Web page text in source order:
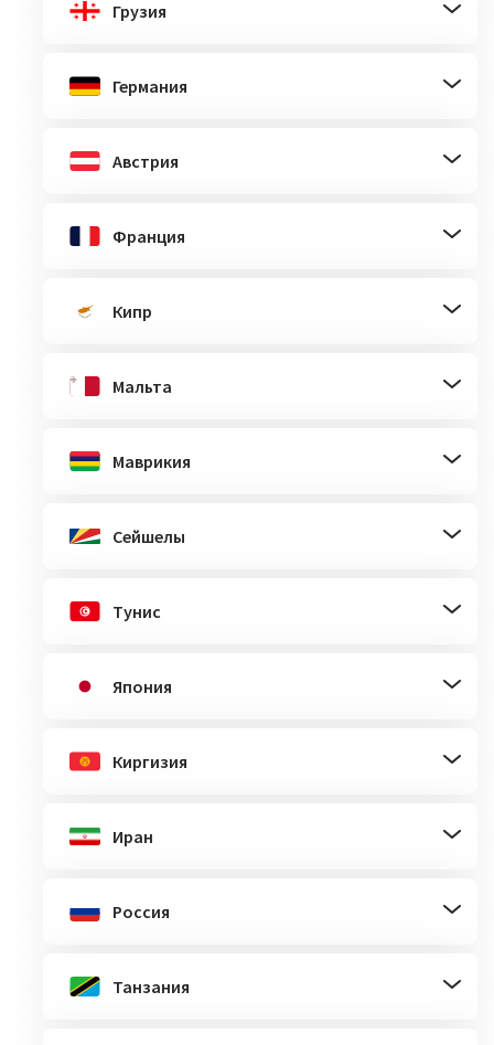
Грузия
Германия
Австрия
Франция
Кипр
Мальта
Маврикия
Сейшелы
Тунис
Япония
Киргизия
Иран
Россия
Танзания